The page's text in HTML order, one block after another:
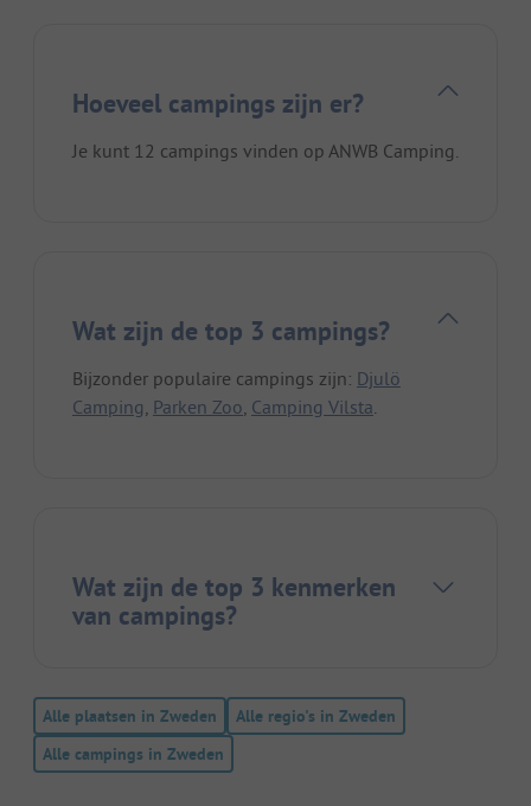
Hoeveel campings zijn er?
Je kunt 12 campings vinden op ANWB Camping.
Wat zijn de top 3 campings?
Bijzonder populaire campings zijn: Djulö
Camping, Parken Zoo, Camping Vilsta.
Wat zijn de top 3 kenmerken
van campings?
Alle plaatsen in Zweden
Alle regio's in Zweden
Alle campings in Zweden